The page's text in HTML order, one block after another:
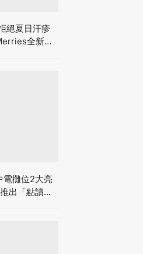
絕夏日汗疹
全新超
電攤位2大亮
出「點讀故